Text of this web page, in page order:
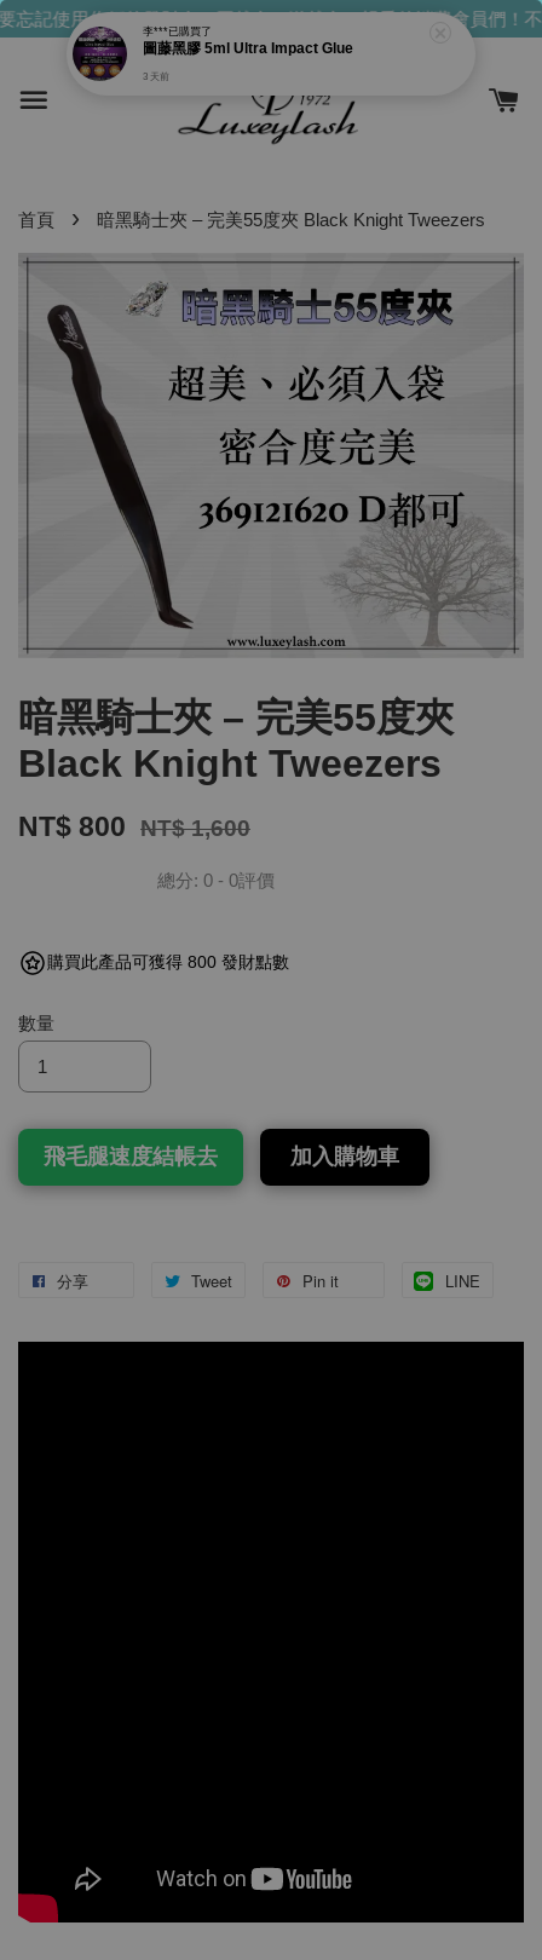
記使用你們的發財金！買越多，送越多！親愛的消費會員們！不
首頁 › 暗黑騎士夾 – 完美55度夾 Black Knight Tweezers
暗黑騎士夾 – 完美55度夾
Black Knight Tweezers
NT$ 800 NT$ 1,600
總分: 0 - 0評價
購買此產品可獲得 800 發財點數
數量
飛毛腿速度結帳去 加入購物車
分享 Tweet Pin it LINE
李***已購買了
圖藤黑膠 5ml Ultra Impact Glue
3 天前